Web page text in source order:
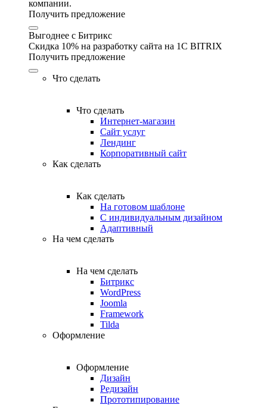
компании.
Получить предложение
Выгоднее с Битрикс
Скидка 10% на разработку сайта на 1C BITRIX
Получить предложение
Что сделать
Что сделать
Интернет-магазин
Сайт услуг
Лендинг
Корпоративный сайт
Как сделать
Как сделать
На готовом шаблоне
С индивидуальным дизайном
Адаптивный
На чем сделать
На чем сделать
Битрикс
WordPress
Joomla
Framework
Tilda
Оформление
Оформление
Дизайн
Редизайн
Прототипирование